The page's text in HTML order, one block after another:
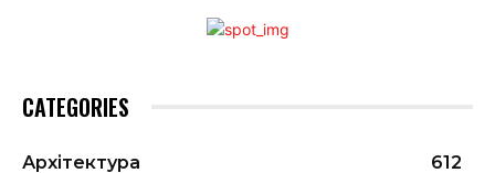
CATEGORIES
Архітектура
612